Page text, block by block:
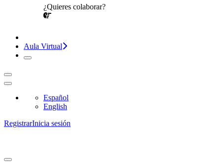
¿Quieres colaborar?
Aula Virtual
Español
English
RegistrarInicia sesión